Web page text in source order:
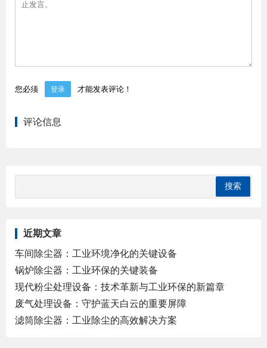
您必须 登录 才能发表评论！
评论信息
近期文章
车间除尘器：工业环境净化的关键设备
锅炉除尘器：工业环保的关键装备
现代粉尘处理设备：技术革新与工业环保的新篇章
废气处理设备：守护蓝天白云的重要屏障
滤筒除尘器：工业除尘的高效解决方案